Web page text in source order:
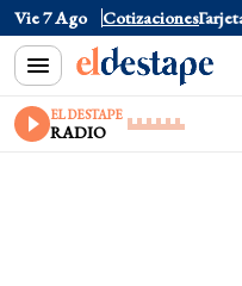
Vie 7 Ago Cotizaciones
$1520 Dólar Tarjeta
EL DESTAPE
RADIO